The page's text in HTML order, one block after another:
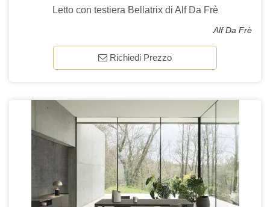
Letto con testiera Bellatrix di Alf Da Frè
Alf Da Frè
Richiedi Prezzo